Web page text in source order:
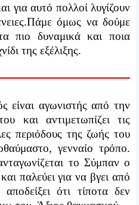
για αυτό πολλοί λυγίζουν
όμως να δούμε
πιο δυναμικά και ποια
της εξέλιξης.
είναι αγωνιστής από την
και αντιμετωπίζει τις
περιόδους της ζωής του
γενναίο τρόπο.
το Σύμπαν ο
παλεύει για να βγει από
ότι τίποτα δεν